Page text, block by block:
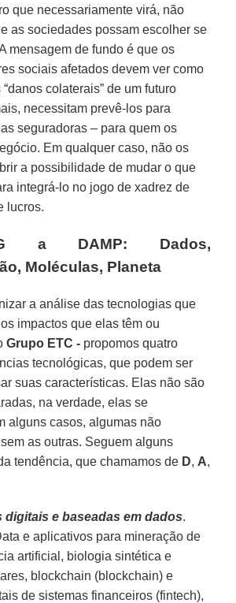
que necessariamente virá, não
as sociedades possam escolher se
mensagem de fundo é que os
sociais afetados devem ver como
colaterais” de um futuro
necessitam prevê-los para
seguradoras – para quem os
Em qualquer caso, não os
a possibilidade de mudar o que
integrá-lo no jogo de xadrez de
lucros.
a DAMP: Dados,
Moléculas, Planeta
a análise das tecnologias que
impactos que elas têm ou
Grupo ETC - propomos quatro
tecnológicas, que podem ser
suas características. Elas não são
na verdade, elas se
alguns casos, algumas não
as outras. Seguem alguns
tendência, que chamamos de D, A,
digitais e baseadas em dados.
e aplicativos para mineração de
artificial, biologia sintética e
blockchain (blockchain) e
de sistemas financeiros (fintech),